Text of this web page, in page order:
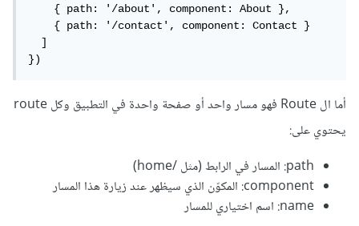
    { path: '/about', component: About },
    { path: '/contact', component: Contact }
  ]
})
أما ال Route فهو مسار واحد أو صفحة واحدة في التطبيق وكل route
يحتوي على:
path: المسار في الرابط (مثل /home)
component: المكوّن الذي سيظهر عند زيارة هذا المسار
name: اسم اختياري للمسار